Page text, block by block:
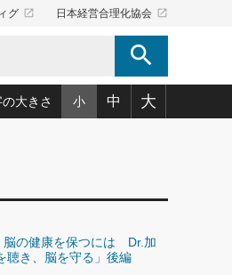
グ launch 日本経営合理化協会 launch
search
もっとみる
・ら・だマネジメント」
ュー(44)
ス(100)
いむぎょうあん)(166)
大きさ 小 中 大
脳の健康を保つには Dr.加
聴き、脳を守る」後編